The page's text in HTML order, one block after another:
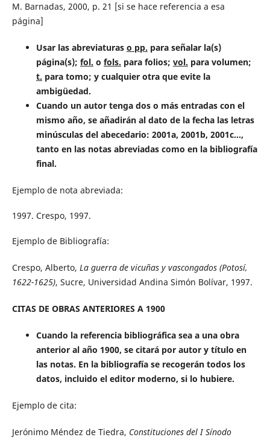
M. Barnadas, 2000, p. 21 [si se hace referencia a esa
página]
Usar las abreviaturas o pp. para señalar la(s)
página(s); fol. o fols. para folios; vol. para volumen;
t. para tomo; y cualquier otra que evite la
ambigüedad.
Cuando un autor tenga dos o más entradas con el
mismo año, se añadirán al dato de la fecha las letras
minúsculas del abecedario: 2001a, 2001b, 2001c...,
tanto en las notas abreviadas como en la bibliografía
final.
Ejemplo de nota abreviada:
Crespo, 1997.
Ejemplo de Bibliografía:
Crespo, Alberto, La guerra de vicuñas y vascongados (Potosí,
1622-1625), Sucre, Universidad Andina Simón Bolívar, 1997.
CITAS DE OBRAS ANTERIORES A 1900
Cuando la referencia bibliográfica sea a una obra
anterior al año 1900, se citará por autor y título en
las notas. En la bibliografía se recogerán todos los
datos, incluido el editor moderno, si lo hubiere.
Ejemplo de cita:
Jerónimo Méndez de Tiedra, Constituciones del I Sínodo